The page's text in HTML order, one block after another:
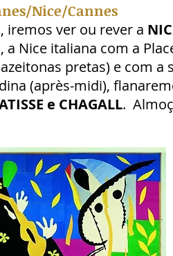
Nice/Cannes
iremos ver ou rever a
a Nice italiana com a
pretas) e com
(après-midi),
e CHAGALL.